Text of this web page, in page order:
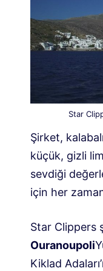
Star
Şirket,
küçük, gizli
sevdiği
için her
Star Clippers
Ouranoupoli
Kiklad